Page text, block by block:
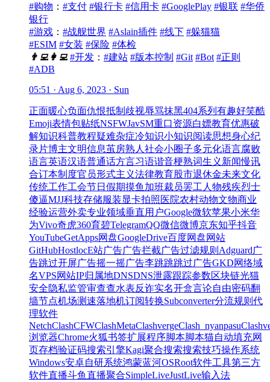
#购物 ： #支付 #银行卡 #信用卡 #GooglePlay #银联 #华侨
银行
#游戏 ： #战舰世界 #Aslain插件 #线下 #躲猫猫
#ESIM #女装 #保险 #体检
👨‍💻👩‍💻 #开发 ： #建站 #版本控制 #Git #Bot #正则
#ADB
05:51 · Aug 6, 2023 · Sun
正面暖心负面仇恨抵制 歧视辱骂抹黑404系列 有趣好笑酷
Emoji表情包贴纸NSFWJavSM重口资源白嫖教育优惠破
解知识科普教程疑难杂症冷知识小知识阅读思想身心纪
录片博主文明信息茧房熟人社会小圈子多元化语言腐败
语言英语汉语普通话方言习语谐音梗熟词生义 新闻慢讯
合订本制度官员形式主义法律教育股市退休金未来文化
传统工作工会节日 假期摸鱼 加班裁员罢工 人物残疾烈士
傻逼MJJ科技存储服装显卡拍照医院农村动物文物商业
经验运营外卖专业领域垂直用户Google微软苹果小米华
为Vivo奇虎360育碧TelegramQQ微信微博京东知乎抖音
YouTubeGetApps网盘GoogleDrive百度网盘网站
GitHubHostlocE站广告广告拦截广告过滤规则 Adguard广
告跳过开屏广告摇一摇广告李跳跳跳过广告GKD网络域
名VPS网站IP归属地DNSDNS泄露跟踪参数区块链光猫
安全隐私监管审查查水表反诈实名开盒言论自由密码翻
墙节点机场测速落地机订阅转换Subconverter分流规则 代
理软件
NetchClashCFWClashMetaClashvergeClash_nyanpasu
浏览器Chrome火狐书签扩展程序脚本脚本猫自动填充网
页存档验证码搜索引擎Kagi聚合搜索搜索技巧操作系统
Windows安卓自研系统鸿蒙蓝河OSRoot软件工具第三方
软件直播斗鱼直播聚合SimpleLiveJustLive输入法